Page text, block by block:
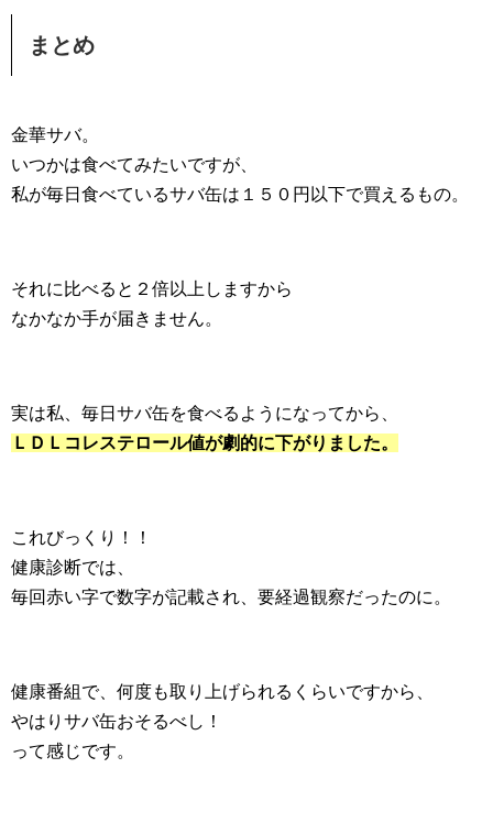
まとめ
金華サバ。
いつかは食べてみたいですが、
私が毎日食べているサバ缶は１５０円以下で買えるもの。
それに比べると２倍以上しますから
なかなか手が届きません。
実は私、毎日サバ缶を食べるようになってから、
ＬＤＬコレステロール値が劇的に下がりました。
これびっくり！！
健康診断では、
毎回赤い字で数字が記載され、要経過観察だったのに。
健康番組で、何度も取り上げられるくらいですから、
やはりサバ缶おそるべし！
って感じです。